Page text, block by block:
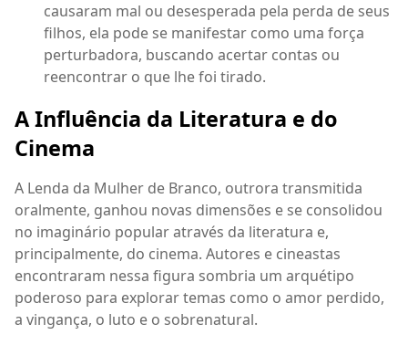
causaram mal ou desesperada pela perda de seus
filhos, ela pode se manifestar como uma força
perturbadora, buscando acertar contas ou
reencontrar o que lhe foi tirado.
A Influência da Literatura e do
Cinema
A Lenda da Mulher de Branco, outrora transmitida
oralmente, ganhou novas dimensões e se consolidou
no imaginário popular através da literatura e,
principalmente, do cinema. Autores e cineastas
encontraram nessa figura sombria um arquétipo
poderoso para explorar temas como o amor perdido,
a vingança, o luto e o sobrenatural.